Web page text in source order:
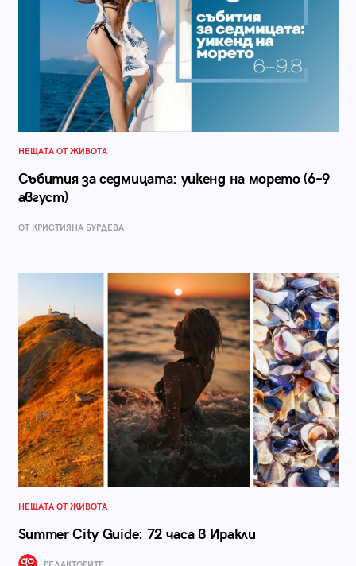
НЕЩАТА ОТ ЖИВОТА
Събития за седмицата: уикенд на морето (6–9
август)
ОТ КРИСТИЯНА БУРДЕВА
НЕЩАТА ОТ ЖИВОТА
Summer City Guide: 72 часа в Иракли